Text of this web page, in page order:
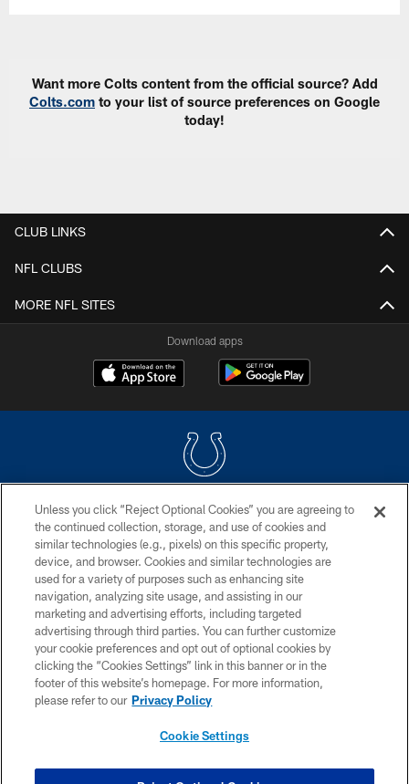
Want more Colts content from the official source? Add
Colts.com to your list of source preferences on Google
today!
CLUB LINKS
NFL CLUBS
MORE NFL SITES
Download apps
COPYRIGHT © 2026 COLTS, INC.
PRIVACY POLICY
ACCESSIBILITY
CONTACT US
SITE MAP
AD CHOICES
YOUR PRIVACY CHOICES
Unless you click “Reject Optional Cookies” you are agreeing to
the continued collection, storage, and use of cookies and
similar technologies (e.g., pixels) on this specific property,
device, and browser. Cookies and similar technologies are
used for a variety of purposes such as enhancing site
navigation, analyzing site usage, and assisting in our
marketing and advertising efforts, including targeted
advertising through third parties. You can further customize
your cookie preferences and opt out of optional cookies by
clicking the “Cookies Settings” link in this banner or in the
footer of this website’s homepage. For more information,
please refer to our Privacy Policy
Cookie Settings